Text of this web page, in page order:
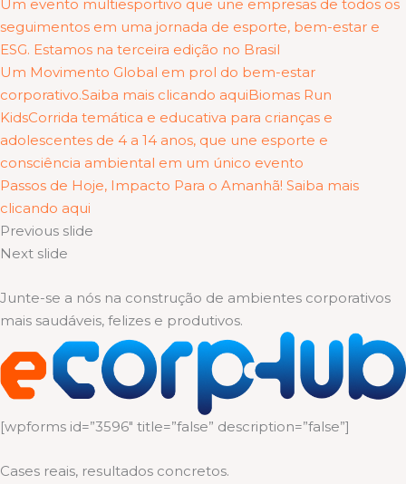
Um evento multiesportivo que une empresas de todos os
seguimentos em uma jornada de esporte, bem-estar e
ESG. Estamos na terceira edição no Brasil
Um Movimento Global em prol do bem-estar
corporativo.Saiba mais clicando aquiBiomas Run
KidsCorrida temática e educativa para crianças e
adolescentes de 4 a 14 anos, que une esporte e
consciência ambiental em um único evento
Passos de Hoje, Impacto Para o Amanhã! Saiba mais
clicando aqui
Previous slide
Next slide
Junte-se a nós na construção de ambientes corporativos
mais saudáveis, felizes e produtivos.
[wpforms id=”3596″ title=”false” description=”false”]
Cases reais, resultados concretos.